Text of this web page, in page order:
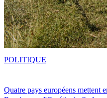
Quatre pays européens mettent
POLITIQUE